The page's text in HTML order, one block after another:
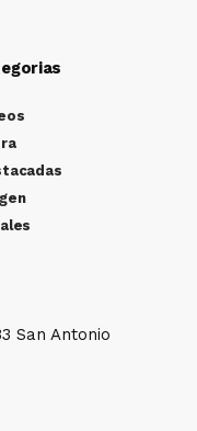
San Antonio